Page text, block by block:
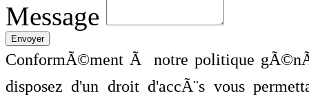
Message
ConformÃ©ment Ã notre politique
disposez d'un droit d'accÃ¨s vous